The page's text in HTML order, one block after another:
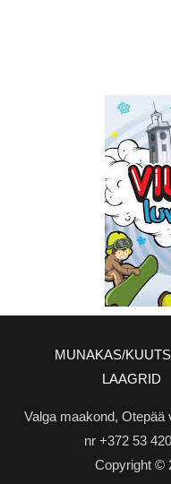
MUNAKAS/
LAAGRID
Valga maakond, Otepää
nr +372 53
Copyright ©